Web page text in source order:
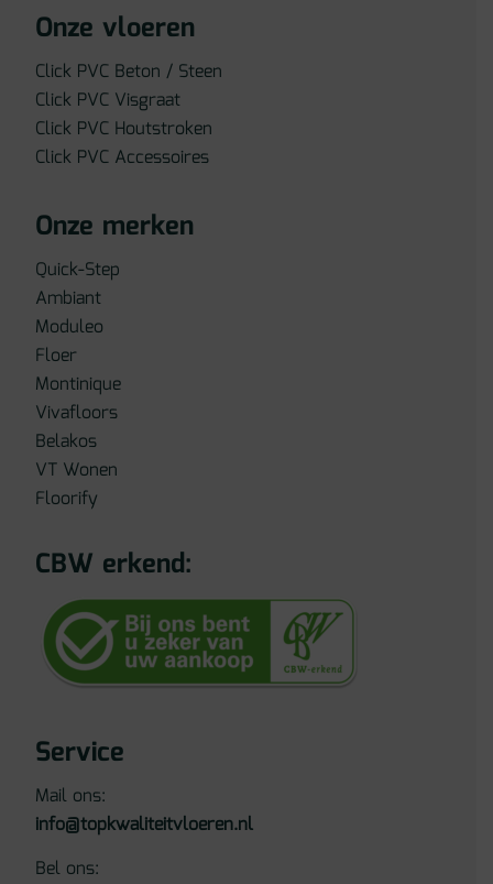
Onze vloeren
Click PVC Beton / Steen
Click PVC Visgraat
Click PVC Houtstroken
Click PVC Accessoires
Onze merken
Quick-Step
Ambiant
Moduleo
Floer
Montinique
Vivafloors
Belakos
VT Wonen
Floorify
CBW erkend:
Service
Mail ons:
info@topkwaliteitvloeren.nl
Bel ons: